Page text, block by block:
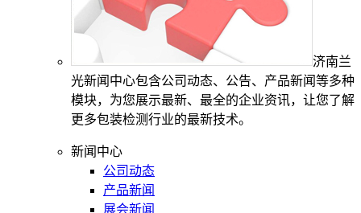
济南兰
光新闻中心包含公司动态、公告、产品新闻等多种
模块，为您展示最新、最全的企业资讯，让您了解
更多包装检测行业的最新技术。
新闻中心
公司动态
产品新闻
展会新闻